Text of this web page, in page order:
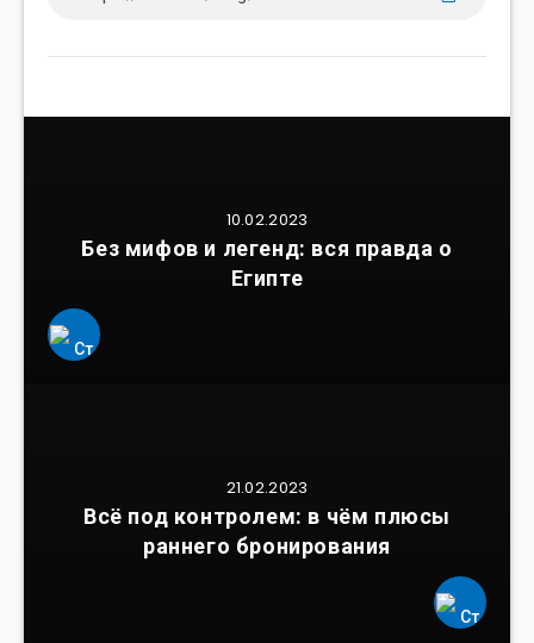
10.02.2023
Без мифов и легенд: вся правда о
Египте
21.02.2023
Всё под контролем: в чём плюсы
раннего бронирования